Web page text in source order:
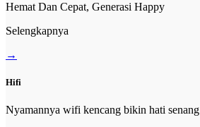
Hemat Dan Cepat, Generasi Happy
Selengkapnya
→
Hifi
Nyamannya wifi kencang bikin hati senang